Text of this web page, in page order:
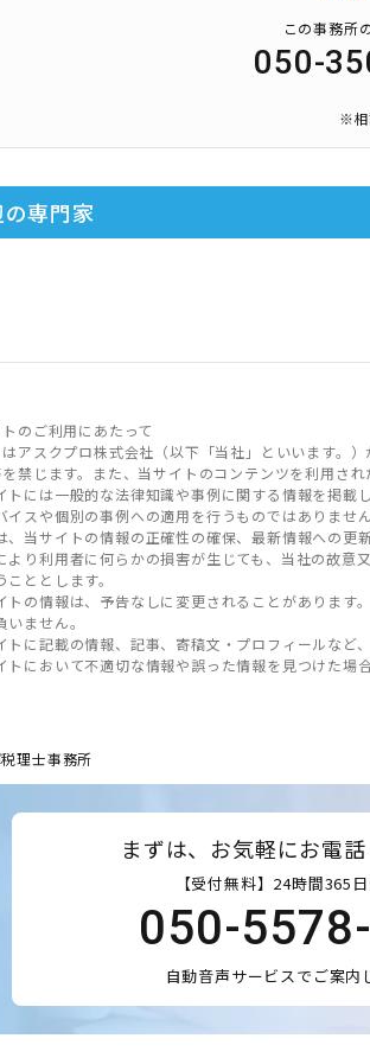
この事務所
050-
※相
専門家
のご利用にあたって
アスクプロ株式会社（以下「当社」といいます。
禁じます。また、当サイトのコンテンツを利用さ
トには一般的な法律知識や事例に関する情報を掲
イスや個別の事例への適用を行うものではありません
、当サイトの情報の正確性の確保、最新情報への
より利用者に何らかの損害が生じても、当社の故意
こととします。
トの情報は、予告なしに変更されることがあります
いません。
トに記載の情報、記事、寄稿文・プロフィールなど
トにおいて不適切な情報や誤った情報を見つけた場
理士事務所
まずは、お気軽にお電
【受付無料】24時間365
050-
自動音声サービスでご案内